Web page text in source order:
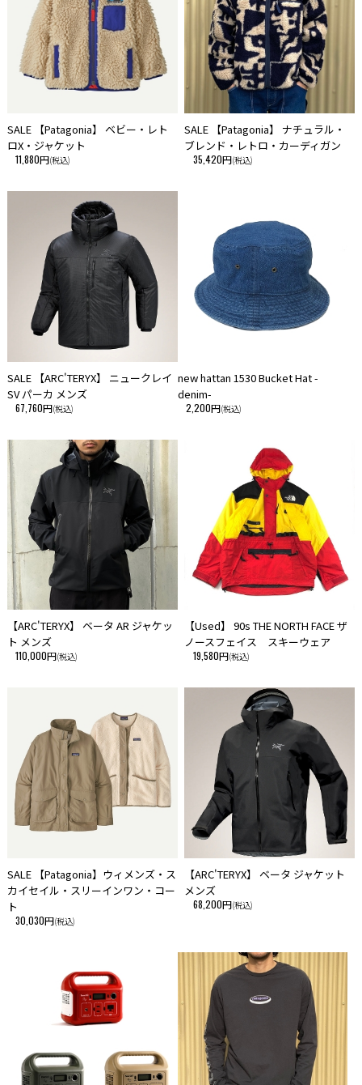
SALE 【Patagonia】 ベビー・レト
ロX・ジャケット
11,880円(税込)
SALE 【Patagonia】 ナチュラル・
ブレンド・レトロ・カーディガン
35,420円(税込)
SALE 【ARC'TERYX】 ニュークレイ
SV パーカ メンズ
67,760円(税込)
new hattan 1530 Bucket Hat -
denim-
2,200円(税込)
【ARC'TERYX】 ベータ AR ジャケッ
ト メンズ
110,000円(税込)
【Used】 90s THE NORTH FACE ザ
ノースフェイス スキーウェア
19,580円(税込)
SALE 【Patagonia】ウィメンズ・ス
カイセイル・スリーインワン・コー
ト
30,030円(税込)
【ARC'TERYX】 ベータ ジャケット
メンズ
68,200円(税込)